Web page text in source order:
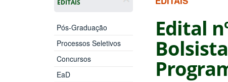
EDITAIS
Pós-Graduação
Processos Seletivos
Concursos
EaD
Edital